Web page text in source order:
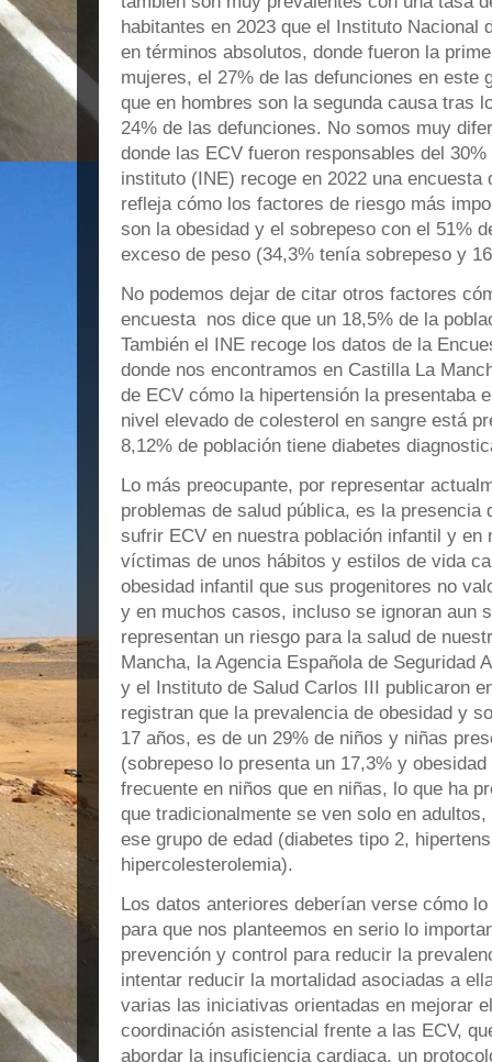
habitantes en 2023 que el Instituto
en términos absolutos, donde fueron la
mujeres, el 27% de las defunciones en este
que en hombres son la segunda causa tras
24% de las defunciones. No somos muy
donde las ECV fueron responsables del
instituto (INE) recoge en 2022 una encuesta
refleja cómo los factores de riesgo más
son la obesidad y el sobrepeso con el 51%
exceso de peso (34,3% tenía sobrepeso y
No podemos dejar de citar otros factores
encuesta nos dice que un 18,5% de la
También el INE recoge los datos de la
donde nos encontramos en Castilla La
de ECV cómo la hipertensión la presentaba
nivel elevado de colesterol en sangre está
8,12% de población tiene diabetes
Lo más preocupante, por representar
problemas de salud pública, es la presencia
sufrir ECV en nuestra población infantil y en
víctimas de unos hábitos y estilos de vida
obesidad infantil que sus progenitores no
y en muchos casos, incluso se ignoran aun
representan un riesgo para la salud de
Mancha, la Agencia Española de Seguridad
y el Instituto de Salud Carlos III publicaron
registran que la prevalencia de obesidad y
17 años, es de un 29% de niños y niñas
(sobrepeso lo presenta un 17,3% y
frecuente en niños que en niñas, lo que ha
que tradicionalmente se ven solo en
ese grupo de edad (diabetes tipo 2,
hipercolesterolemia).
Los datos anteriores deberían verse cómo
para que nos planteemos en serio lo
prevención y control para reducir la
intentar reducir la mortalidad asociadas a
varias las iniciativas orientadas en mejorar
coordinación asistencial frente a las ECV,
abordar la insuficiencia cardiaca, un